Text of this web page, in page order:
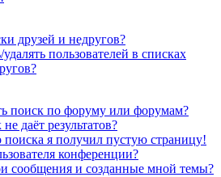
друзей и недругов?
пользователей в списках
поиск по форуму или форумам?
даёт результатов?
поиска я получил пустую страницу!
конференции?
сообщения и созданные мной темы?